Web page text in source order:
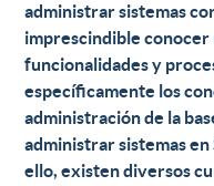
administrar sistemas
imprescindible conocer
funcionalidades y
específicamente los
administración de la
administrar sistemas en
ello, existen diversos